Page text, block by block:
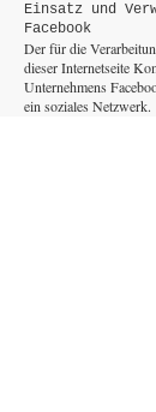
Einsatz und
Facebook
Der für die
dieser Internetseite
Unternehmens
ein soziales Netzwerk.